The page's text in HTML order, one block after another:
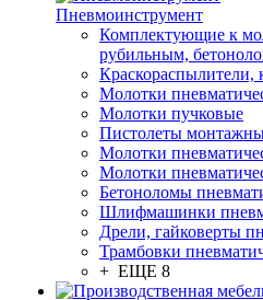
Пневмоинструмент
Комплектующие к
рубильным,
Краскораспылители,
Молотки
Молотки пучковые
Пистолеты
Молотки
Молотки
Бетоноломы
Шлифмашинки
Дрели, гайковерты
Трамбовки
+ ЕЩЕ 8